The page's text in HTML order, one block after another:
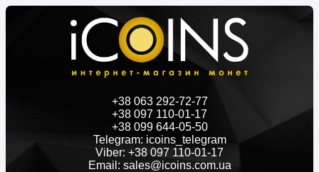
+38 063 292-72-77
+38 097 110-01-17
+38 099 644-05-50
Telegram: icoins_telegram
Viber: +38 097 110-01-17
Email: sales@icoins.com.ua